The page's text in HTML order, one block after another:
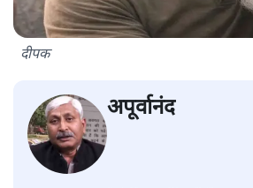
दीपक
अपूर्वानंद